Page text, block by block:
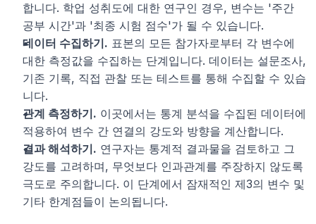
합니다. 학업 성취도에 대한 연구인 경우, 변수는 '주간
공부 시간'과 '최종 시험 점수'가 될 수 있습니다.
데이터 수집하기. 표본의 모든 참가자로부터 각 변수에
대한 측정값을 수집하는 단계입니다. 데이터는 설문조사,
기존 기록, 직접 관찰 또는 테스트를 통해 수집할 수 있습
니다.
관계 측정하기. 이곳에서는 통계 분석을 수집된 데이터에
적용하여 변수 간 연결의 강도와 방향을 계산합니다.
결과 해석하기. 연구자는 통계적 결과물을 검토하고 그
강도를 고려하며, 무엇보다 인과관계를 주장하지 않도록
극도로 주의합니다. 이 단계에서 잠재적인 제3의 변수 및
기타 한계점들이 논의됩니다.